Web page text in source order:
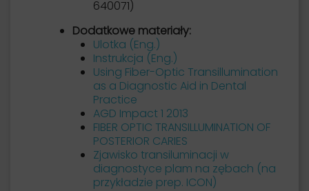
640071)
Dodatkowe materiały:
Ulotka (Eng.)
Instrukcja (Eng.)
Using Fiber-Optic Transillumination
as a Diagnostic Aid in Dental
Practice
AGD Impact 1 2013
FIBER OPTIC TRANSILLUMINATION OF
POSTERIOR CARIES
Zjawisko transiluminacji w
diagnostyce plam na zębach (na
przykładzie prep. ICON)